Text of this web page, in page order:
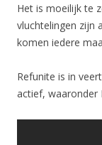
Het is moeilijk te
vluchtelingen zijn
komen iedere
Refunite is in
actief, waaronder